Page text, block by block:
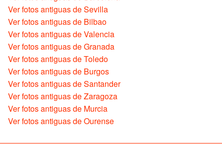
Ver fotos antiguas de Sevilla
Ver fotos antiguas de Bilbao
Ver fotos antiguas de Valencia
Ver fotos antiguas de Granada
Ver fotos antiguas de Toledo
Ver fotos antiguas de Burgos
Ver fotos antiguas de Santander
Ver fotos antiguas de Zaragoza
Ver fotos antiguas de Murcia
Ver fotos antiguas de Ourense